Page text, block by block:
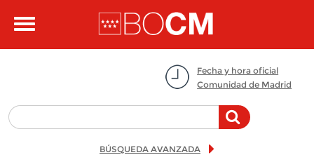
Toggle
Fecha y hora oficial
Comunidad de Madrid
BÚSQUEDA AVANZADA